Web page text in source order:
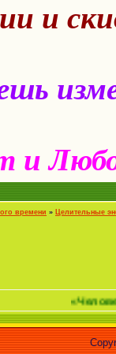
и
и
времени » Целительные
«Человек - это